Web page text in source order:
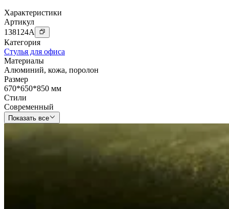
Характеристики
Артикул
138124A
Категория
Стулья для офиса
Материалы
Алюминий, кожа, поролон
Размер
670*650*850 мм
Стили
Современный
Показать все